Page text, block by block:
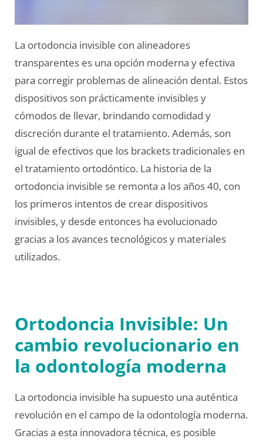
La ortodoncia invisible con alineadores
transparentes es una opción moderna y efectiva
para corregir problemas de alineación dental. Estos
dispositivos son prácticamente invisibles y
cómodos de llevar, brindando comodidad y
discreción durante el tratamiento. Además, son
igual de efectivos que los brackets tradicionales en
el tratamiento ortodóntico. La historia de la
ortodoncia invisible se remonta a los años 40, con
los primeros intentos de crear dispositivos
invisibles, y desde entonces ha evolucionado
gracias a los avances tecnológicos y materiales
utilizados.
Ortodoncia Invisible: Un
cambio revolucionario en
la odontología moderna
La ortodoncia invisible ha supuesto una auténtica
revolución en el campo de la odontología moderna.
Gracias a esta innovadora técnica, es posible